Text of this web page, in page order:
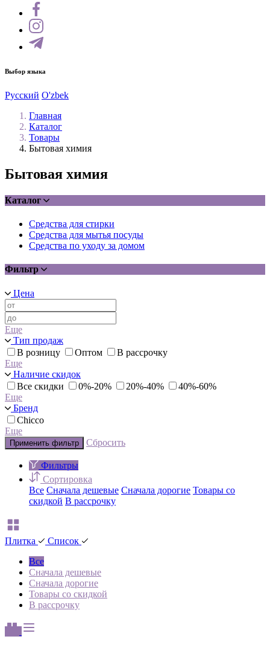
Выбор языка
Русский O'zbek
Главная
Каталог
Товары
Бытовая химия
Бытовая химия
Каталог
Средства для стирки
Средства для мытья посуды
Средства по уходу за домом
Фильтр
Цена
Еще
Тип продаж
В розницу
Оптом
В рассрочку
Еще
Наличие скидок
Все скидки
0%-20% 20%-40%
40%-60%
Еще
Бренд
Chicco
Еще
Применить фильтр Сбросить
Фильтры
Сортировка
Все Сначала дешевые Сначала дорогие Товары со
скидкой В рассрочку
Плитка
Список
Все
Сначала дешевые
Сначала дорогие
Товары со скидкой
В рассрочку